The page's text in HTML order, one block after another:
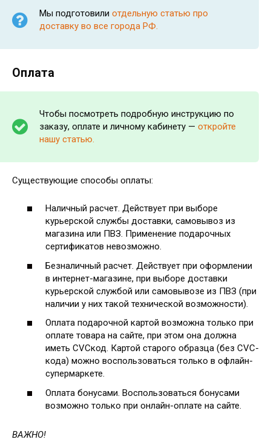
Мы подготовили отдельную статью про
доставку во все города РФ.
Оплата
Чтобы посмотреть подробную инструкцию по
заказу, оплате и личному кабинету — откройте
нашу статью.
Существующие способы оплаты:
Наличный расчет. Действует при выборе
курьерской службы доставки, самовывоз из
магазина или ПВЗ. Применение подарочных
сертификатов невозможно.
Безналичный расчет. Действует при оформлении
в интернет-магазине, при выборе доставки
курьерской службой или самовывозе из ПВЗ (при
наличии у них такой технической возможности).
Оплата подарочной картой возможна только при
оплате товара на сайте, при этом она должна
иметь CVCкод. Картой старого образца (без CVC-
кода) можно воспользоваться только в офлайн-
супермаркете.
Оплата бонусами. Воспользоваться бонусами
возможно только при онлайн-оплате на сайте.
ВАЖНО!